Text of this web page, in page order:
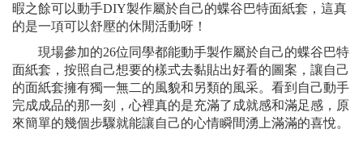
暇之餘可以動手DIY製作屬於自己的蝶谷巴特面紙套，這真
的是一項可以舒壓的休閒活動呀！
現場參加的26位同學都能動手製作屬於自己的蝶谷巴特
面紙套，按照自己想要的樣式去黏貼出好看的圖案，讓自己
的面紙套擁有獨一無二的風貌和另類的風采。看到自己動手
完成成品的那一刻，心裡真的是充滿了成就感和滿足感，原
來簡單的幾個步驟就能讓自己的心情瞬間湧上滿滿的喜悅。